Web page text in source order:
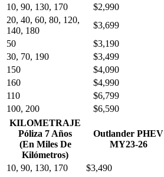
10, 90, 130, 170 $2,990
20, 40, 60, 80, 120,
140, 180
$3,699
50
$3,190
30, 70, 190
$3,499
150
$4,090
160
$4,990
110
$6,799
100, 200
$6,590
KILOMETRAJE
Póliza 7 Años
(En Miles De
Kilómetros)
Outlander PHEV
MY23-26
10, 90, 130, 170 $3,490